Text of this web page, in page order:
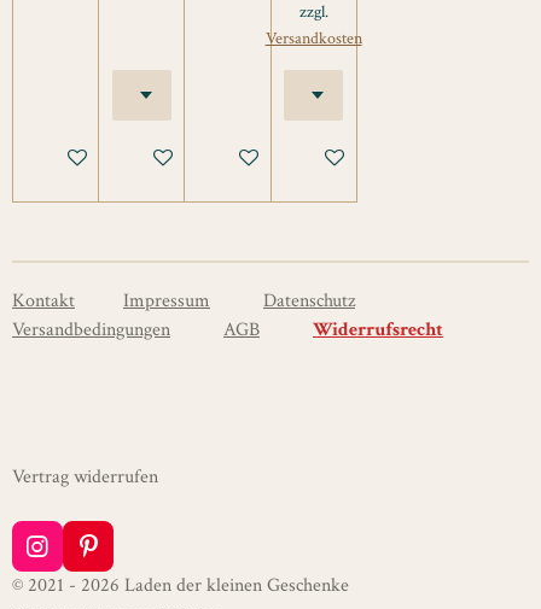
In den WarenkorbDetails anzeigenDetails anzeigen
zzgl.
Versandkosten
Details anzeigen
Kontakt Impressum
Datenschutz
Versandbedingungen
AGB Widerrufsrecht
Vertrag widerrufen
I
n
P
i
© 2021 - 2026 Laden der kleinen Geschenke